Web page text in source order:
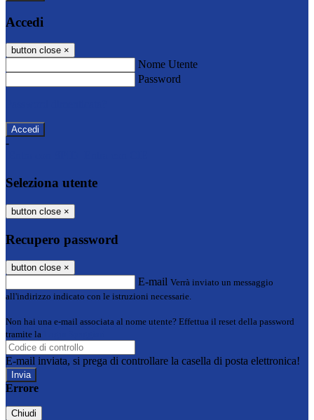
Accedi
button close ×
Nome Utente
Password
-
Seleziona utente
button close ×
Recupero password
button close ×
E-mail Verrà inviato un messaggio
all'indirizzo indicato con le istruzioni necessarie.
Non hai una e-mail associata al nome utente? Effettua il reset della password
tramite la
E-mail inviata, si prega di controllare la casella di posta elettronica!
Errore
Chiudi